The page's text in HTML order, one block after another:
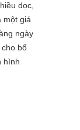
dọc,
một giá
ngày
bố
hình